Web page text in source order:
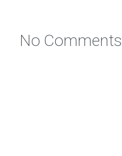
No Comments